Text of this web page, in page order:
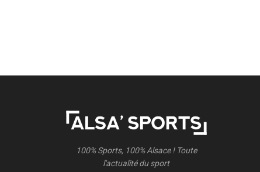
100% Sports, 100% Alsace ! Toute
l'actualité du sport